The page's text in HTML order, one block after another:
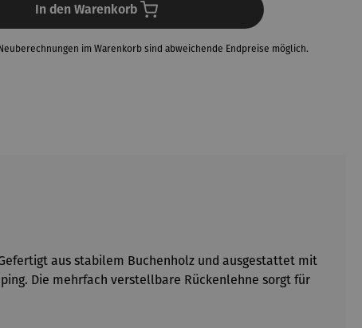
In den Warenkorb
im Warenkorb sind abweichende Endpreise möglich.
aus stabilem Buchenholz und ausgestattet mit
Die mehrfach verstellbare Rückenlehne sorgt für